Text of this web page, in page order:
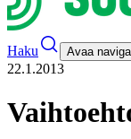
Haku Avaa
22.1.2013